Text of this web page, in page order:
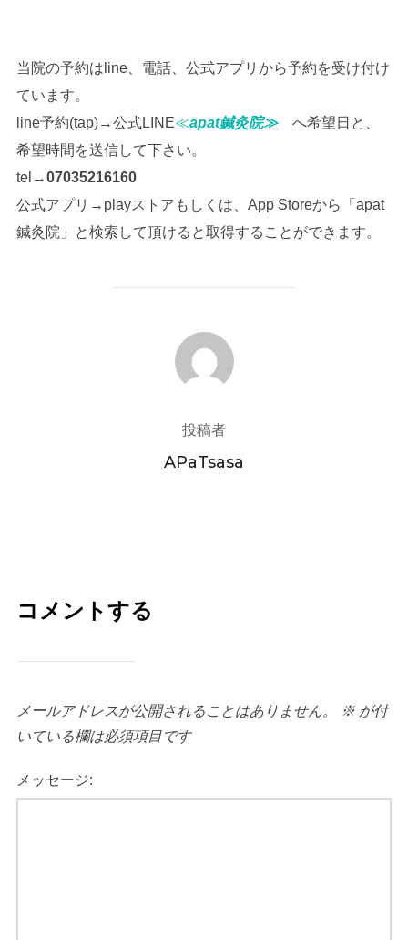
当院の予約はline、電話、公式アプリから予約を受け付け
ています。
line予約(tap)→公式LINE≪apat鍼灸院≫へ希望日と、
希望時間を送信して下さい。
tel→07035216160
公式アプリ→playストアもしくは、App Storeから「apat
鍼灸院」と検索して頂けると取得することができます。
投稿者
投稿者
APaTsasa
コメントする
メールアドレスが公開されることはありません。 ※が付
いている欄は必須項目です
メッセージ: